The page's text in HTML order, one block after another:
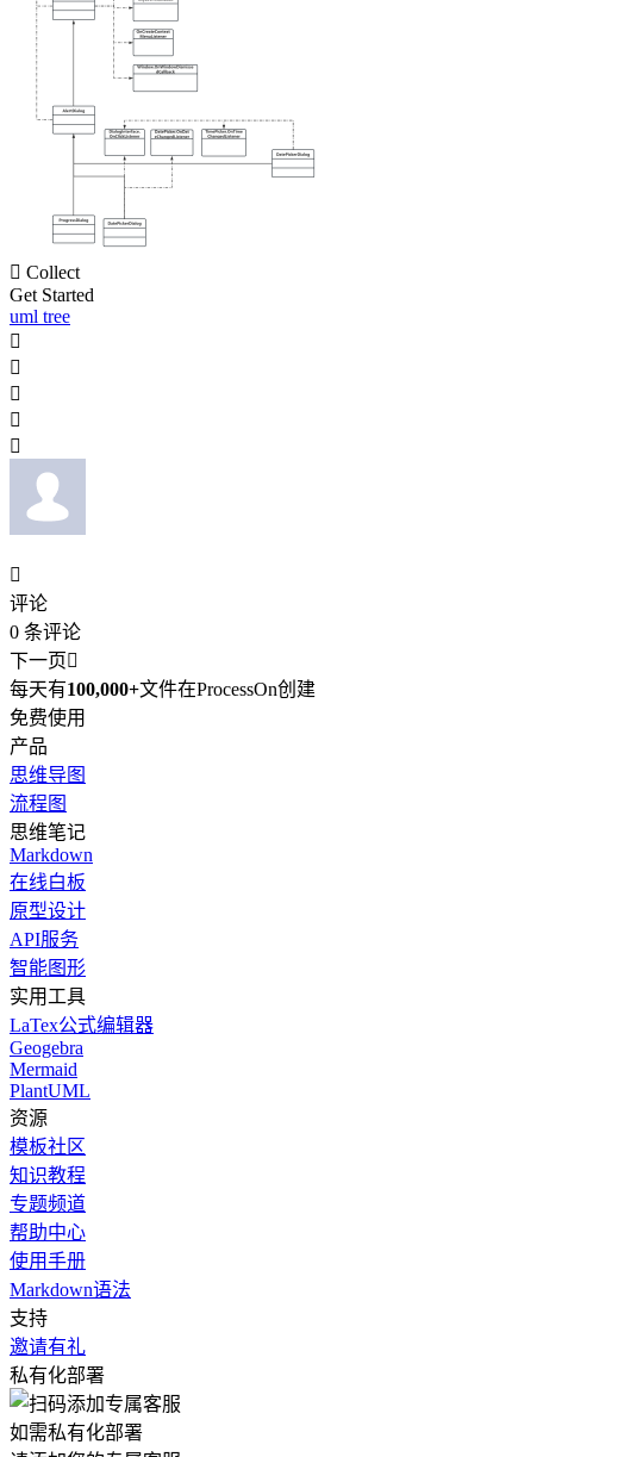
 Collect
Get Started
uml tree






评论
0 条评论
下一页
每天有100,000+文件在ProcessOn创建
免费使用
产品
思维导图
流程图
思维笔记
Markdown
在线白板
原型设计
API服务
智能图形
实用工具
LaTex公式编辑器
Geogebra
Mermaid
PlantUML
资源
模板社区
知识教程
专题频道
帮助中心
使用手册
Markdown语法
支持
邀请有礼
私有化部署
如需私有化部署